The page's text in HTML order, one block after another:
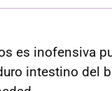
es inofensiva
intestino del